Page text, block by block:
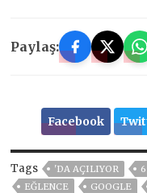
Paylaş:
Facebook
Tags 'DA AÇILIYOR
EĞLENCE
GOOGLE